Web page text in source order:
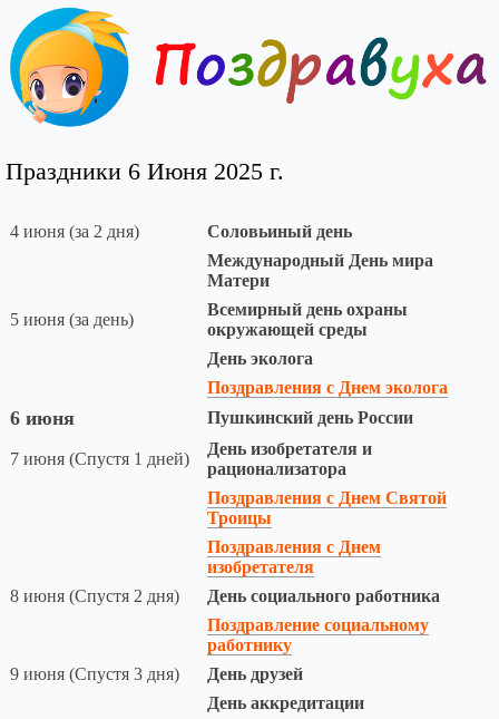
Праздники 6 Июня 2025 г.
4 июня (за 2 дня)
Соловьиный день
Международный День мира
Матери
5 июня (за день)
Всемирный день охраны
окружающей среды
День эколога
Поздравления с Днем эколога
6 июня Пушкинский день России
7 июня (Спустя 1 дней)
День изобретателя и
рационализатора
Поздравления с Днем Святой
Троицы
Поздравления с Днем
изобретателя
8 июня (Спустя 2 дня)
День социального работника
Поздравление социальному
работнику
9 июня (Спустя 3 дня)
День друзей
День аккредитации